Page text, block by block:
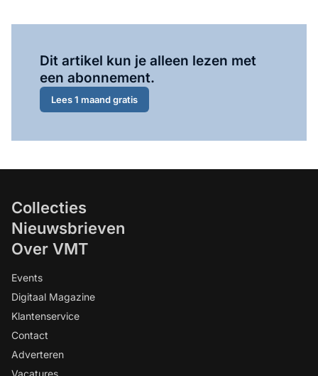
Dit artikel kun je alleen lezen met
een abonnement.
Lees 1 maand gratis
Collecties
Nieuwsbrieven
Over VMT
Events
Digitaal Magazine
Klantenservice
Contact
Adverteren
Vacatures